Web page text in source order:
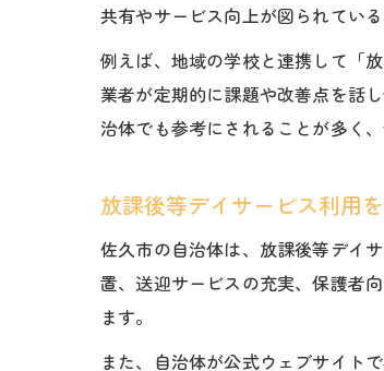
共有やサービス向上が図られている
例えば、地域の学校と連携して「
業者が定期的に課題や改善点を話
治体でも参考にされることが多く
放課後等デイサービス利用
佐久市の自治体は、放課後等デイ
置、送迎サービスの充実、保護者
ます。
また、自治体が公式ウェブサイト